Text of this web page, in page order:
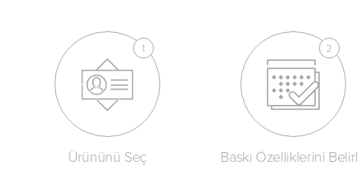
Ürününü Seç Baskı Özelliklerini